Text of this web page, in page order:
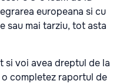
europeana si cu
sau mai tarziu, tot asta
si voi avea dreptul de la
completez raportul de